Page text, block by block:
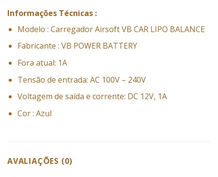
Informações Técnicas :
Modelo : Carregador Airsoft VB CAR LIPO BALANCE
Fabricante : VB POWER BATTERY
Fora atual: 1A
Tensão de entrada: AC 100V – 240V
Voltagem de saída e corrente: DC 12V, 1A
Cor : Azul
AVALIAÇÕES (0)